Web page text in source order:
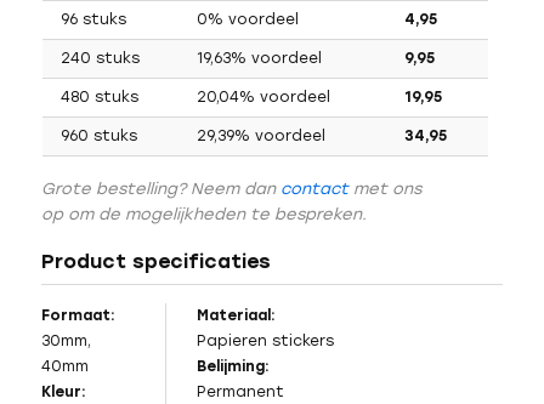
96 stuks 0% voordeel 4,95
240 stuks 19,63% voordeel 9,95
480 stuks 20,04% voordeel 19,95
960 stuks 29,39% voordeel 34,95
Grote bestelling? Neem dan contactmet ons
op om de mogelijkheden te bespreken.
Product specificaties
Formaat:
30mm,
40mm
Kleur:
Materiaal:
Papieren stickers
Belijming:
Permanent